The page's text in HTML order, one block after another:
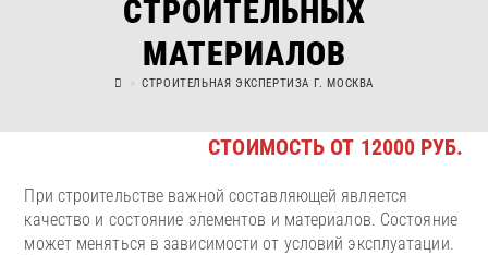
СТРОИТЕЛЬНЫХ
МАТЕРИАЛОВ
> СТРОИТЕЛЬНАЯ ЭКСПЕРТИЗА Г. МОСКВА
СТОИМОСТЬ ОТ 12000 РУБ.
При строительстве важной составляющей является
качество и состояние элементов и материалов. Состояние
может меняться в зависимости от условий эксплуатации.